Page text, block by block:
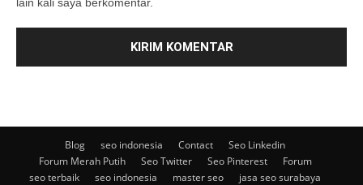
Blog seo indonesia Contact
Seo Linkedin
Forum Merah Putih
Seo Twitter Seo Pinterest
Forum
seo terbaik
seo indonesia master seo
jasa seo surabaya